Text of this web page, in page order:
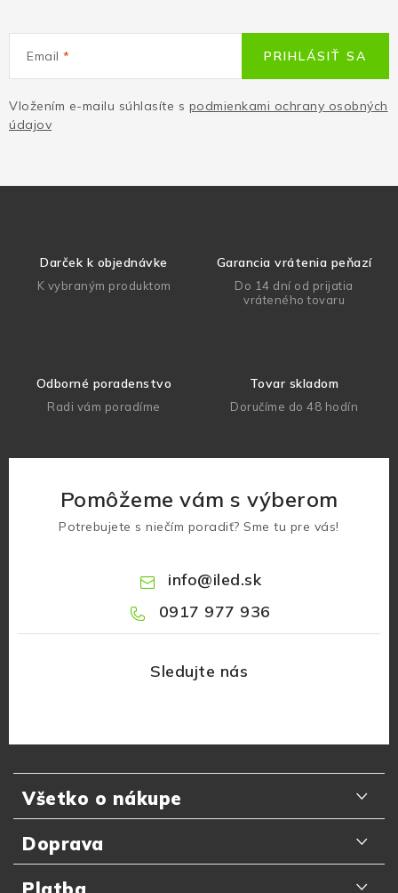
Email
Vložením e-mailu súhlasíte s podmienkami ochrany osobných
údajov
PRIHLÁSIŤ SA
Darček k objednávke
K vybraným produktom
Garancia vrátenia peňazí
Do 14 dní od prijatia
vráteného tovaru
Odborné poradenstvo
Radi vám poradíme
Tovar skladom
Doručíme do 48 hodín
Pomôžeme vám s výberom
Potrebujete s niečím poradiť? Sme tu pre vás!
info@iled.sk
0917 977 936
Všetko o nákupe
Odporúčania zákazníkov
Najčastejšie otázky
Doprava
Doručenie kuriérom GLS